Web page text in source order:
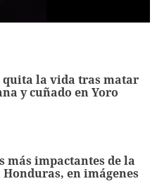
quita la vida tras matar
y cuñado en Yoro
más impactantes de la
Honduras, en imágenes